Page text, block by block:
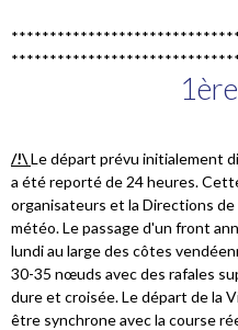
/!\Le départ prévu initialement
a été reporté de 24 heures.
organisateurs et la Directions
météo. Le passage d'un front
lundi au large des côtes
30-35 nœuds avec des rafales
dure et croisée. Le départ de la
être synchrone avec la course